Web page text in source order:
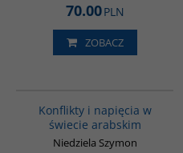
70.00PLN
ZOBACZ
Konflikty i napięcia w
świecie arabskim
Niedziela Szymon